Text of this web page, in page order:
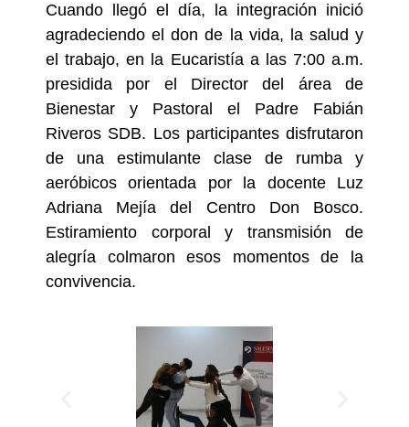
Cuando llegó el día, la integración inició
agradeciendo el don de la vida, la salud y
el trabajo, en la Eucaristía a las 7:00 a.m.
presidida por el Director del área de
Bienestar y Pastoral el Padre Fabián
Riveros SDB. Los participantes disfrutaron
de una estimulante clase de rumba y
aeróbicos orientada por la docente Luz
Adriana Mejía del Centro Don Bosco.
Estiramiento corporal y transmisión de
alegría colmaron esos momentos de la
convivencia.